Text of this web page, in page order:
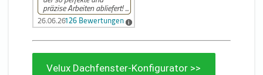
Velux Dachfenster-Konfigurator >>